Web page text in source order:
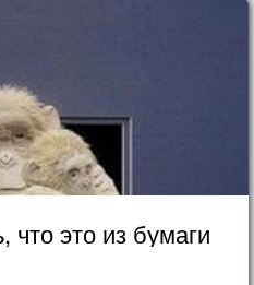
это из бумаги